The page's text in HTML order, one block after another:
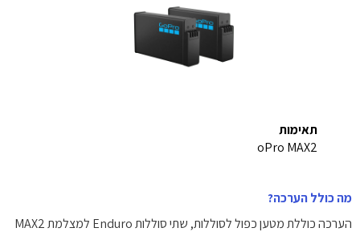
תאימות
oPro MAX2
מה כולל הערכה?
הערכה כוללת מטען כפול לסוללות, שתי סוללות Enduro למצלמת MAX2